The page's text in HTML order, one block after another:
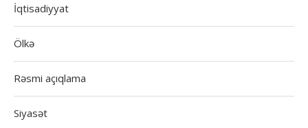
İqtisadiyyat
Ölkə
Rəsmi açıqlama
Siyasət